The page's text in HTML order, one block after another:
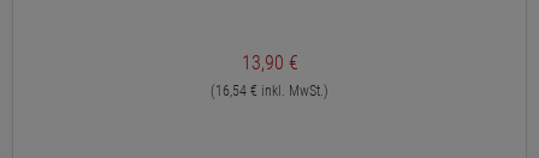
13,90 €
(16,54 € inkl. MwSt.)